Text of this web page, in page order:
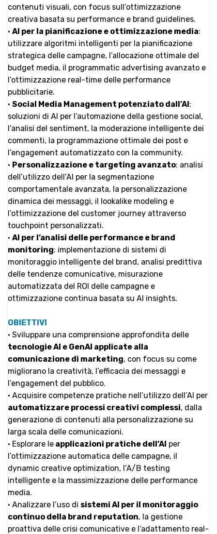
contenuti visuali, con focus sull’ottimizzazione
creativa basata su performance e brand guidelines.
• AI per la pianificazione e ottimizzazione media:
utilizzare algoritmi intelligenti per la pianificazione
strategica delle campagne, l’allocazione ottimale del
budget media, il programmatic advertising avanzato e
l’ottimizzazione real-time delle performance
pubblicitarie.
• Social Media Management potenziato dall’AI:
soluzioni di AI per l’automazione della gestione social,
l’analisi del sentiment, la moderazione intelligente dei
commenti, la programmazione ottimale dei post e
l’engagement automatizzato con la community.
• Personalizzazione e targeting avanzato: analisi
dell’utilizzo dell’AI per la segmentazione
comportamentale avanzata, la personalizzazione
dinamica dei messaggi, il lookalike modeling e
l’ottimizzazione del customer journey attraverso
touchpoint personalizzati.
• AI per l’analisi delle performance e brand
monitoring: implementazione di sistemi di
monitoraggio intelligente del brand, analisi predittiva
delle tendenze comunicative, misurazione
automatizzata del ROI delle campagne e
ottimizzazione continua basata su AI insights.
OBIETTIVI
• Sviluppare una comprensione approfondita delle
tecnologie AI e GenAI applicate alla
comunicazione di marketing, con focus su come
migliorano la creatività, l’efficacia dei messaggi e
l’engagement del pubblico.
• Acquisire competenze pratiche nell’utilizzo dell’AI per
automatizzare processi creativi complessi, dalla
generazione di contenuti alla personalizzazione su
larga scala delle comunicazioni.
• Esplorare le applicazioni pratiche dell’AI per
l’ottimizzazione automatica delle campagne, il
dynamic creative optimization, l’A/B testing
intelligente e la massimizzazione delle performance
media.
• Analizzare l’uso di sistemi AI per il monitoraggio
continuo della brand reputation, la gestione
proattiva delle crisi comunicative e l’adattamento real-